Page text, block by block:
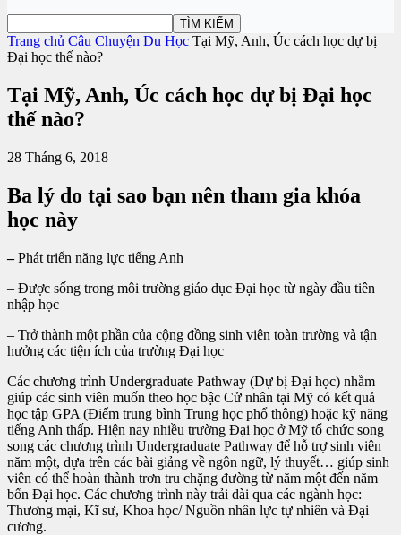
Trang chủ Câu Chuyện Du Học Tại Mỹ, Anh, Úc cách học dự bị
Đại học thế nào?
Tại Mỹ, Anh, Úc cách học dự bị Đại học
thế nào?
28 Tháng 6, 2018
Ba lý do tại sao bạn nên tham gia khóa
học này
–Phát triển năng lực tiếng Anh
– Được sống trong môi trường giáo dục Đại học từ ngày đầu tiên
nhập học
– Trở thành một phần của cộng đồng sinh viên toàn trường và tận
hưởng các tiện ích của trường Đại học
Các chương trình Undergraduate Pathway (Dự bị Đại học) nhằm
giúp các sinh viên muốn theo học bậc Cử nhân tại Mỹ có kết quả
học tập GPA (Điểm trung bình Trung học phổ thông) hoặc kỹ năng
tiếng Anh thấp. Hiện nay nhiều trường Đại học ở Mỹ tổ chức song
song các chương trình Undergraduate Pathway để hỗ trợ sinh viên
năm một, dựa trên các bài giảng về ngôn ngữ, lý thuyết… giúp sinh
viên có thể hoàn thành trơn tru chặng đường từ năm một đến năm
bốn Đại học. Các chương trình này trải dài qua các ngành học:
Thương mại, Kĩ sư, Khoa học/ Nguồn nhân lực tự nhiên và Đại
cương.